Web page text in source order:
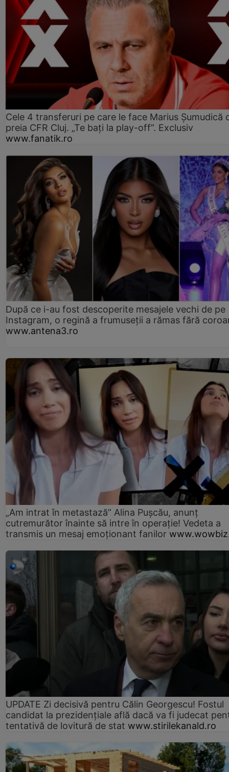
Cele 4 transferuri pe care le face Marius Șumudică
preia CFR Cluj. „Te bați la play-off”. Exclusiv
www.fanatik.ro
După ce i-au fost descoperite mesajele vechi de pe
Instagram, o regină a frumuseții a rămas fără
www.antena3.ro
„Am intrat în metastază” Alina Pușcău, anunț
cutremurător înainte să intre în operație! Vedeta a
transmis un mesaj emoționant fanilor
UPDATE Zi decisivă pentru Călin Georgescu! Fostul
candidat la prezidențiale află dacă va fi judecat
tentativă de lovitură de stat www.stirilekanald.ro